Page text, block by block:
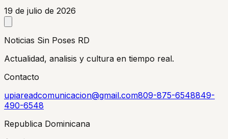
19 de julio de 2026
Noticias Sin Poses RD
Actualidad, analisis y cultura en tiempo real.
Contacto
upiareadcomunicacion@gmail.com809-875-6548849-
490-6548
Republica Dominicana